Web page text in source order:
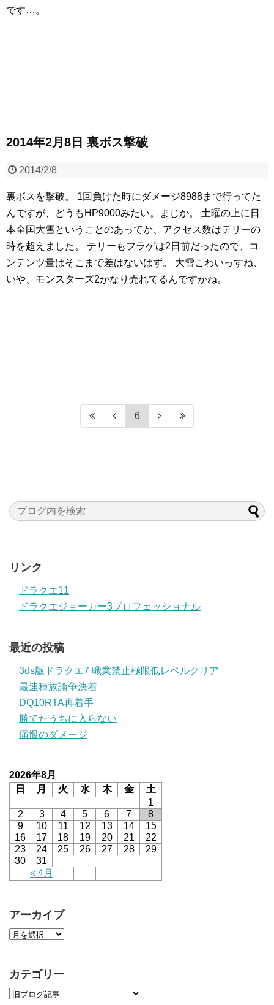
です…。
2014年2月8日 裏ボス撃破
2014/2/8
裏ボスを撃破。
1回負けた時にダメージ8988まで行ってた
んですが、どうもHP9000みたい。まじか。
土曜の上に日
本全国大雪ということのあってか、アクセス数はテリーの
時を超えました。
テリーもフラゲは2日前だったので、コ
ンテンツ量はそこまで差はないはず。
大雪こわいっすね、
いや、モンスターズ2かなり売れてるんですかね。
6
リンク
ドラクエ11
ドラクエジョーカー3プロフェッショナル
最近の投稿
3ds版ドラクエ7 職業禁止極限低レベルクリア
最速種族論争決着
DQ10RTA再着手
勝てたうちに入らない
痛恨のダメージ
2026年8月
日
月 火 水 木 金 土
« 4月
1
2
3 4 5 6 7
8
9
10 11 12 13 14
15
16
17 18 19 20 21
22
23
24 25 26 27 28
29
30
31
アーカイブ
カテゴリー